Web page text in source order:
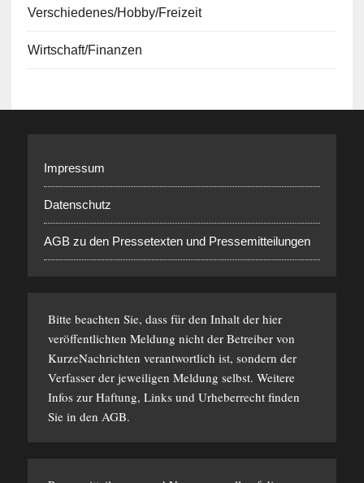
Verschiedenes/Hobby/Freizeit
Wirtschaft/Finanzen
Impressum
Datenschutz
AGB zu den Pressetexten und Pressemitteilungen
Bitte beachten Sie, dass für den Inhalt der hier
veröffentlichten Meldung nicht der Betreiber von
KurzeNachrichten verantwortlich ist, sondern der
Verfasser der jeweiligen Meldung selbst. Weitere
Infos zur Haftung, Links und Urheberrecht finden
Sie in den AGB.